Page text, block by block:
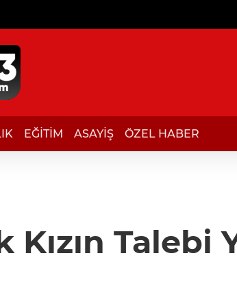
EĞİTİM ASAYİŞ ÖZEL HABER
Kızın Talebi